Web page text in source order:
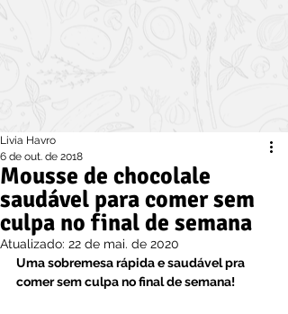
Mousse de chocolale
saudável para comer sem
culpa no final de semana
Livia Havro
6 de out. de 2018
Atualizado: 22 de mai. de 2020
Uma sobremesa rápida e saudável pra
comer sem culpa no final de semana!